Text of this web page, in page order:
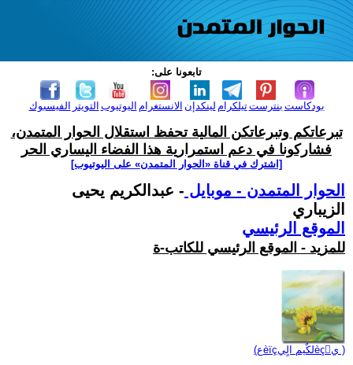
تابعونا على:
الفيسبوك التويتر اليوتيوب الانستغرام لينكدإن تيلكرامبنترست بودكاست
تبرعاتكم وتبرعاتكن المالية تحفظ استقلال الحوار المتمدن،
فشاركونا في دعم استمرارية هذا الفضاء اليساري الحر
[اشترك في قناة ‫«الحوار المتمدن» على اليوتيوب]
الحوار المتمدن - موبايل - عبدالكريم يحيى
الزيباري
الموقع الرئيسي
للمزيد - الموقع الرئيسي للكاتب-ة
(عèïçلكٌيم الٍيèçٌي )